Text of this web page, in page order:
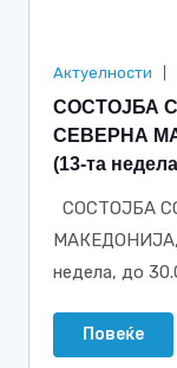
Актуелности
СОСТОЈБА
СЕВЕРНА
(13-та
СОСТОЈБА
недела, до
Повеќе